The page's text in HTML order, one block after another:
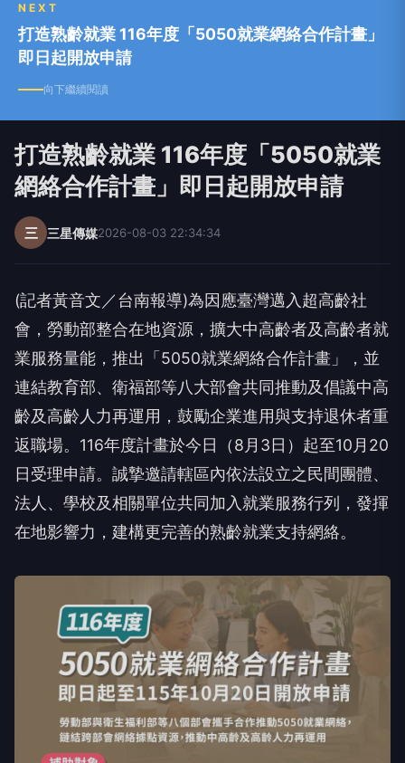
NEXT
打造熟齡就業 116年度「5050就業網絡合作計畫」
即日起開放申請
向下繼續閱讀
打造熟齡就業 116年度「5050就業
網絡合作計畫」即日起開放申請
三 三星傳媒2026-08-03 22:34:34
(記者黃音文／台南報導)為因應臺灣邁入超高齡社
會，勞動部整合在地資源，擴大中高齡者及高齡者就
業服務量能，推出「5050就業網絡合作計畫」，並
連結教育部、衛福部等八大部會共同推動及倡議中高
齡及高齡人力再運用，鼓勵企業進用與支持退休者重
返職場。116年度計畫於今日（8月3日）起至10月20
日受理申請。誠摯邀請轄區內依法設立之民間團體、
法人、學校及相關單位共同加入就業服務行列，發揮
在地影響力，建構更完善的熟齡就業支持網絡。